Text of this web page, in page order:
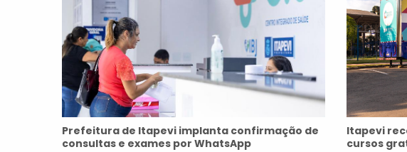
Prefeitura de Itapevi implanta confirmação de
consultas e exames por WhatsApp
Itapevi
cursos